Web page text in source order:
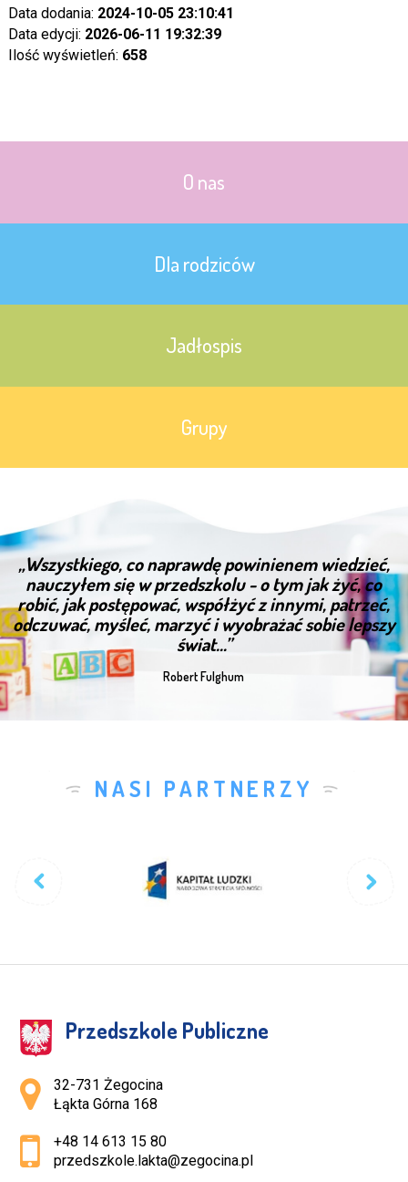
Data dodania: 2024-10-05 23:10:41
Data edycji: 2026-06-11 19:32:39
Ilość wyświetleń: 658
O nas
Dla rodziców
Jadłospis
Grupy
„Wszystkiego, co naprawdę powinienem wiedzieć,
nauczyłem się w przedszkolu - o tym jak żyć, co
robić, jak postępować, współżyć z innymi, patrzeć,
odczuwać, myśleć, marzyć i wyobrażać sobie lepszy
świat...”
Robert Fulghum
NASI PARTNERZY
Przedszkole Publiczne
Adres pocztowy:
32-731 Żegocina
Łąkta Górna 168
+48 14 613 15 80
przedszkole.lakta@zegocina.pl